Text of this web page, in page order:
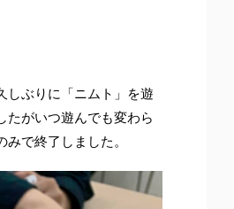
しぶりに「ニムト」を遊
たがいつ遊んでも変わら
で終了しました。